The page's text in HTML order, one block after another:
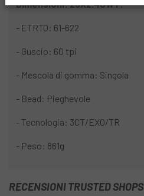
Dimensioni: 29X2.40WT:
- ETRTO: 61-622
- Guscio: 60 tpi
- Mescola di gomma: Singola
- Bead: Pieghevole
- Tecnologia: 3CT/EXO/TR
- Peso: 861g
RECENSIONI TRUSTED SHOPS